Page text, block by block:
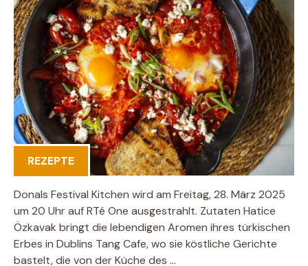
REZEPTE
Donals Festival Kitchen wird am Freitag, 28. März 2025
um 20 Uhr auf RTé One ausgestrahlt. Zutaten Hatice
Özkavak bringt die lebendigen Aromen ihres türkischen
Erbes in Dublins Tang Cafe, wo sie köstliche Gerichte
bastelt, die von der Küche des …